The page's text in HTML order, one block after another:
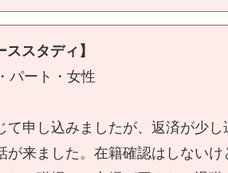
スタディ】
パート・女性
て申し込みましたが、返済が少
が来ました。在籍確認はしない